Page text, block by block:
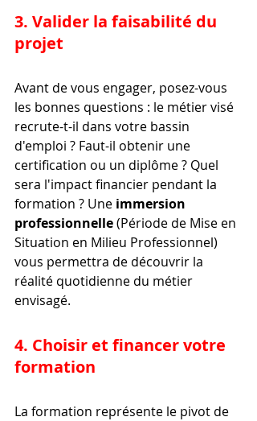
3. Valider la faisabilité du
projet
Avant de vous engager, posez-vous
les bonnes questions : le métier visé
recrute-t-il dans votre bassin
d'emploi ? Faut-il obtenir une
certification ou un diplôme ? Quel
sera l'impact financier pendant la
formation ? Une immersion
professionnelle (Période de Mise en
Situation en Milieu Professionnel)
vous permettra de découvrir la
réalité quotidienne du métier
envisagé.
4. Choisir et financer votre
formation
La formation représente le pivot de